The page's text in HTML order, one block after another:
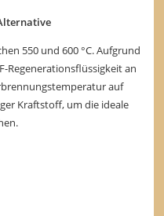
550 und 600 °C. Aufgrund
Regenerationsflüssigkeit an
auf
Kraftstoff, um die ideale